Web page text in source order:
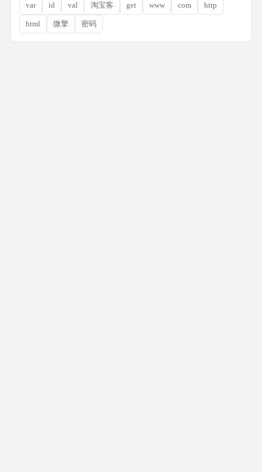
var id val 淘宝客 get www com http
html 微擎 密码